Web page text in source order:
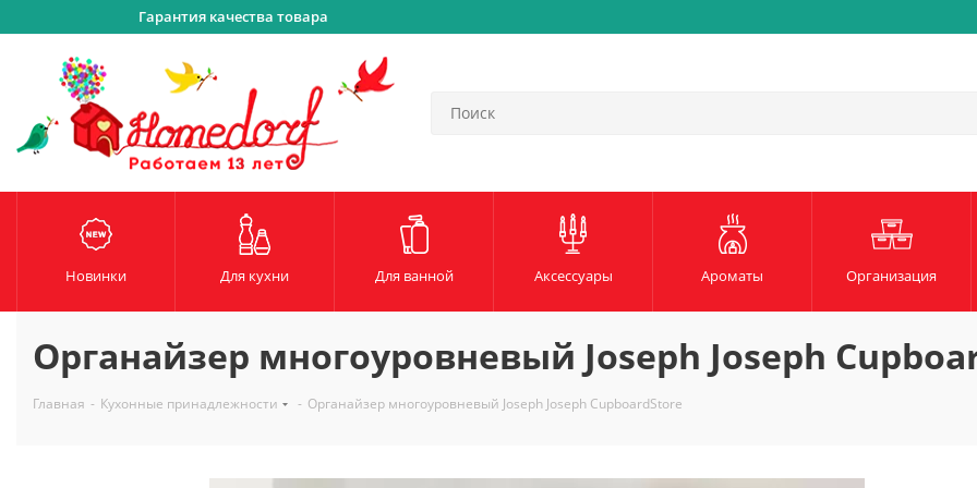
Гарантия качества товара
Новинки Для кухни Для ванной Аксессуары Ароматы Организация
Органайзер многоуровневый Joseph Joseph
Главная - Кухонные принадлежности - Органайзер многоуровневый Joseph Joseph CupboardStore